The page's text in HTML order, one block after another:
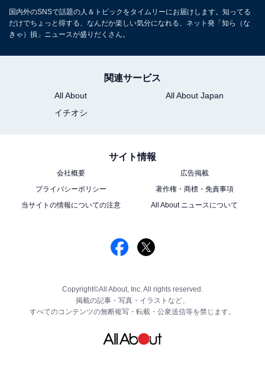
国内外のSNSで話題の人＆トピックをタイムリーにお届けします。知ってる
だけでちょっと得する、なんだか楽しい気分になれる、ネット発「知ら（な
きゃ）損」ニュースが盛りだくさん。
関連サービス
All About
All About Japan
イチオシ
サイト情報
会社概要
広告掲載
プライバシーポリシー
著作権・商標・免責事項
当サイトの情報についての注意
All About ニュースについて
Copyright©All About, Inc. All rights reserved.
掲載の記事・写真・イラストなど、
すべてのコンテンツの無断複写・転載・公衆送信等を禁じます。